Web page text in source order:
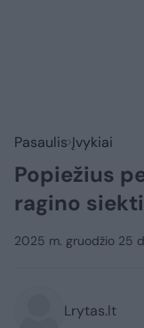
Pasaulis Įvykiai
Popiežius
ragino
2025 m. gruodžio 25
Lrytas.lt